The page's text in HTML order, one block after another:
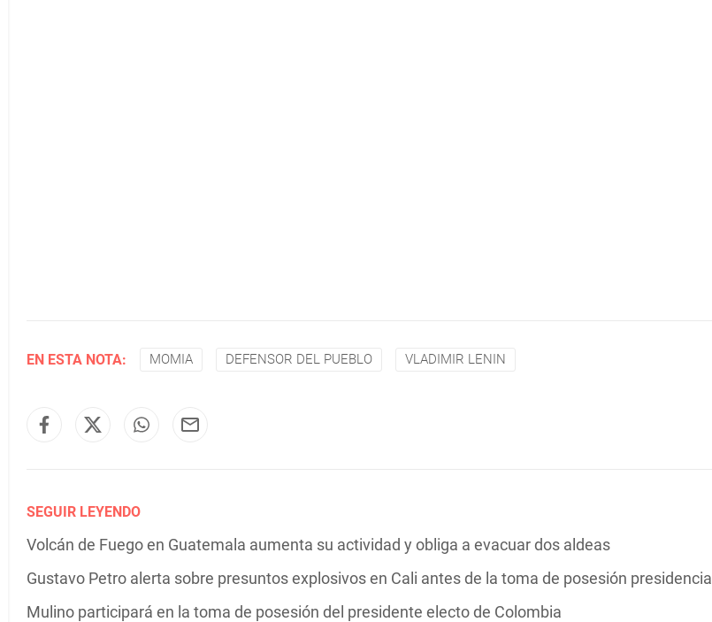
EN ESTA NOTA: MOMIA DEFENSOR DEL PUEBLO VLADIMIR LENIN
SEGUIR LEYENDO
Volcán de Fuego en Guatemala aumenta su actividad y obliga a evacuar dos aldeas
Gustavo Petro alerta sobre presuntos explosivos en Cali antes de la toma de posesión presidencial
Mulino participará en la toma de posesión del presidente electo de Colombia